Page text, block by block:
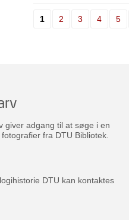
1 2 3 4 5
giver adgang til at søge i en
fra DTU Bibliotek.
DTU kan kontaktes